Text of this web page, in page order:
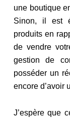
une boutique
Sinon, il est
produits en
de vendre
gestion de
posséder un
encore d’avoir
J’espère que